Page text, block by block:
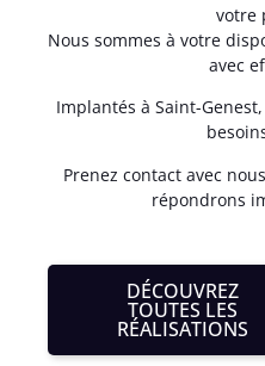
votre
Nous sommes à votre
avec
Implantés à Saint-
Prenez contact avec
répondrons
DÉCOUVREZ
TOUTES LES
RÉALISATIONS